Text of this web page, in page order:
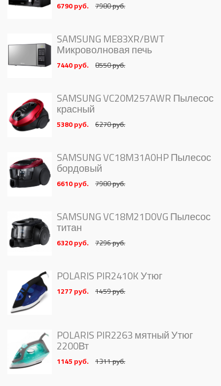
6790 руб. 7980 руб.
SAMSUNG ME83XR/BWT
Микроволновая печь
7440 руб. 8550 руб.
SAMSUNG VC20M257AWR Пылесос
красный
5380 руб. 6270 руб.
SAMSUNG VC18M31A0HP Пылесос
бордовый
6610 руб. 7980 руб.
SAMSUNG VC18M21D0VG Пылесос
титан
6320 руб. 7296 руб.
POLARIS PIR2410K Утюг
1277 руб. 1459 руб.
POLARIS PIR2263 мятный Утюг
2200Вт
1145 руб. 1311 руб.